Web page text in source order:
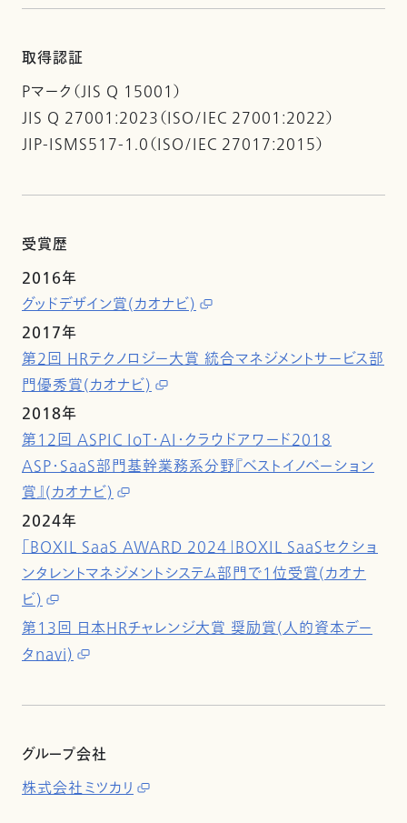
取得認証
Pマーク（JIS Q 15001）
JIS Q 27001:2023（ISO/IEC 27001:2022）
JIP-ISMS517-1.0（ISO/IEC 27017:2015）
受賞歴
2016年
グッドデザイン賞(カオナビ)
2017年
第2回 HRテクノロジー大賞 統合マネジメントサービス部
門優秀賞(カオナビ)
2018年
第12回 ASPIC IoT・AI・クラウドアワード2018
ASP・SaaS部門基幹業務系分野『ベストイノベーション
賞』(カオナビ)
2024年
「BOXIL SaaS AWARD 2024」BOXIL SaaSセクショ
ンタレントマネジメントシステム部門で1位受賞(カオナ
ビ)
第13回 日本HRチャレンジ大賞 奨励賞(人的資本デー
タnavi)
グループ会社
株式会社ミツカリ